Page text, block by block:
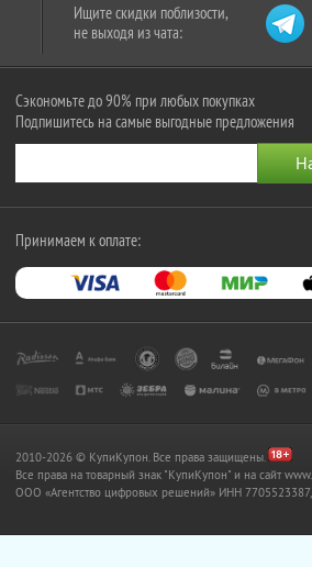
Ищите скидки поблизости,
не выходя из чата:
Сэкономьте до 90% при любых покупках
Подпишитесь на самые выгодные предложения
Принимаем к оплате:
2010-2026 © КупиКупон. Все права защищены.
Все права на товарный знак "КупиКупон" и на сайт
OOO «Агентство цифровых решений» ИНН